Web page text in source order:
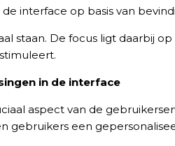
interface op basis van
staan. De focus ligt daarbij
in de interface
aspect van de
gebruikers een